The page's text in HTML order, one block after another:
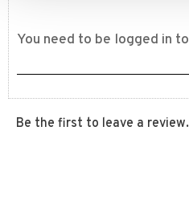
Be the first to leave a review.